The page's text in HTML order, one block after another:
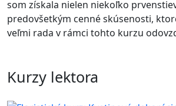
som získala nielen niekoľko
predovšetkým cenné skúsenosti,
veľmi rada v rámci tohto kurzu
Kurzy lektora